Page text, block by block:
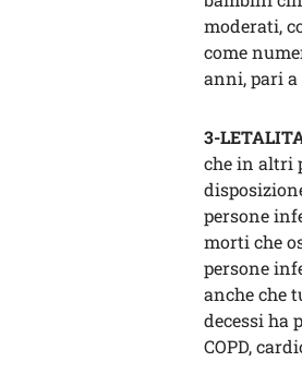
moderati,
come
anni, pari a
3-
che in altri
persone
morti che
persone
anche che
decessi ha
COPD,